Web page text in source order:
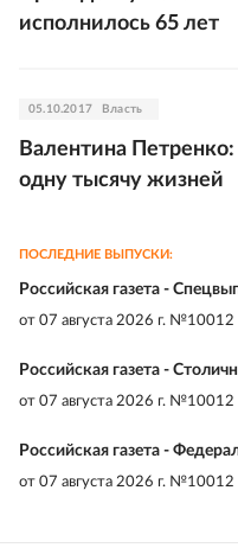
исполнилось 65 лет
05.10.2017 Власть
Валентина
одну тысячу жизней
ПОСЛЕДНИЕ ВЫПУСКИ:
Российская газета -
от 07 августа 2026 г. №10012
Российская газета -
от 07 августа 2026 г. №10012
Российская газета -
от 07 августа 2026 г. №10012